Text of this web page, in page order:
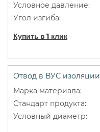
Купить в 1 клик
Отвод в ВУС изоляции